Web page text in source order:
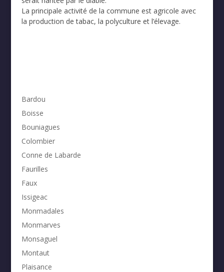
La principale activité de la commune est agricole avec
la production de tabac, la polyculture et l’élevage.
Bardou
Boisse
Bouniagues
Colombier
Conne de Labarde
Faurilles
Faux
Issigeac
Monmadales
Monmarves
Monsaguel
Montaut
Plaisance